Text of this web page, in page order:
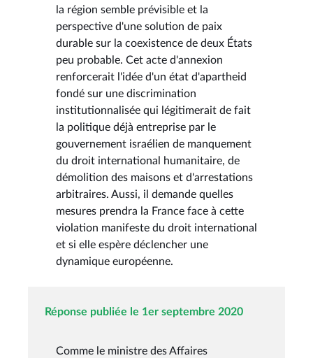
la région semble prévisible et la
perspective d'une solution de paix
durable sur la coexistence de deux États
peu probable. Cet acte d'annexion
renforcerait l'idée d'un état d'apartheid
fondé sur une discrimination
institutionnalisée qui légitimerait de fait
la politique déjà entreprise par le
gouvernement israélien de manquement
du droit international humanitaire, de
démolition des maisons et d'arrestations
arbitraires. Aussi, il demande quelles
mesures prendra la France face à cette
violation manifeste du droit international
et si elle espère déclencher une
dynamique européenne.
Réponse publiée le 1er septembre 2020
Comme le ministre des Affaires